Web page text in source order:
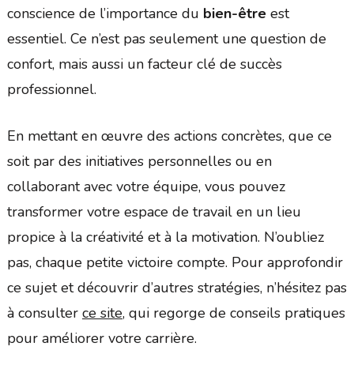
conscience de l’importance du bien-êtreest
essentiel. Ce n’est pas seulement une question de
confort, mais aussi un facteur clé de succès
professionnel.
En mettant en œuvre des actions concrètes, que ce
soit par des initiatives personnelles ou en
collaborant avec votre équipe, vous pouvez
transformer votre espace de travail en un lieu
propice à la créativité et à la motivation. N’oubliez
pas, chaque petite victoire compte. Pour approfondir
ce sujet et découvrir d’autres stratégies, n’hésitez pas
à consulter ce site, qui regorge de conseils pratiques
pour améliorer votre carrière.